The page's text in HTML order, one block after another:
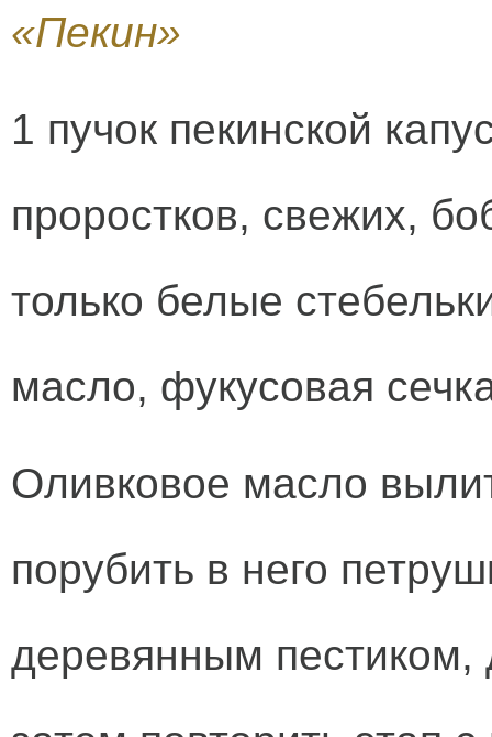
«Пекин»
1 пучок пекинской
проростков, свежих,
только белые
масло, фукусовая
Оливковое масло
порубить в него
деревянным пестиком,